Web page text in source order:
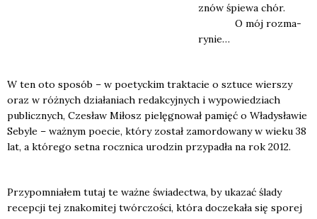
znów śpie­wa chór.
O mój roz­ma­
ry­nie…
W ten oto spo­sób – w poetyc­kim trak­ta­cie o sztu­ce wier­szy
oraz w róż­nych dzia­ła­niach redak­cyj­nych i wypo­wie­dziach
publicz­nych, Cze­sław Miłosz pie­lę­gno­wał pamięć o Wła­dy­sła­wie
Seby­le – waż­nym poecie, któ­ry został zamor­do­wa­ny w wie­ku 38
lat, a któ­re­go set­na rocz­ni­ca uro­dzin przy­pa­dła na rok 2012.
Przy­po­mnia­łem tutaj te waż­ne świa­dec­twa, by uka­zać śla­dy
recep­cji tej zna­ko­mi­tej twór­czo­ści, któ­ra docze­ka­ła się spo­rej